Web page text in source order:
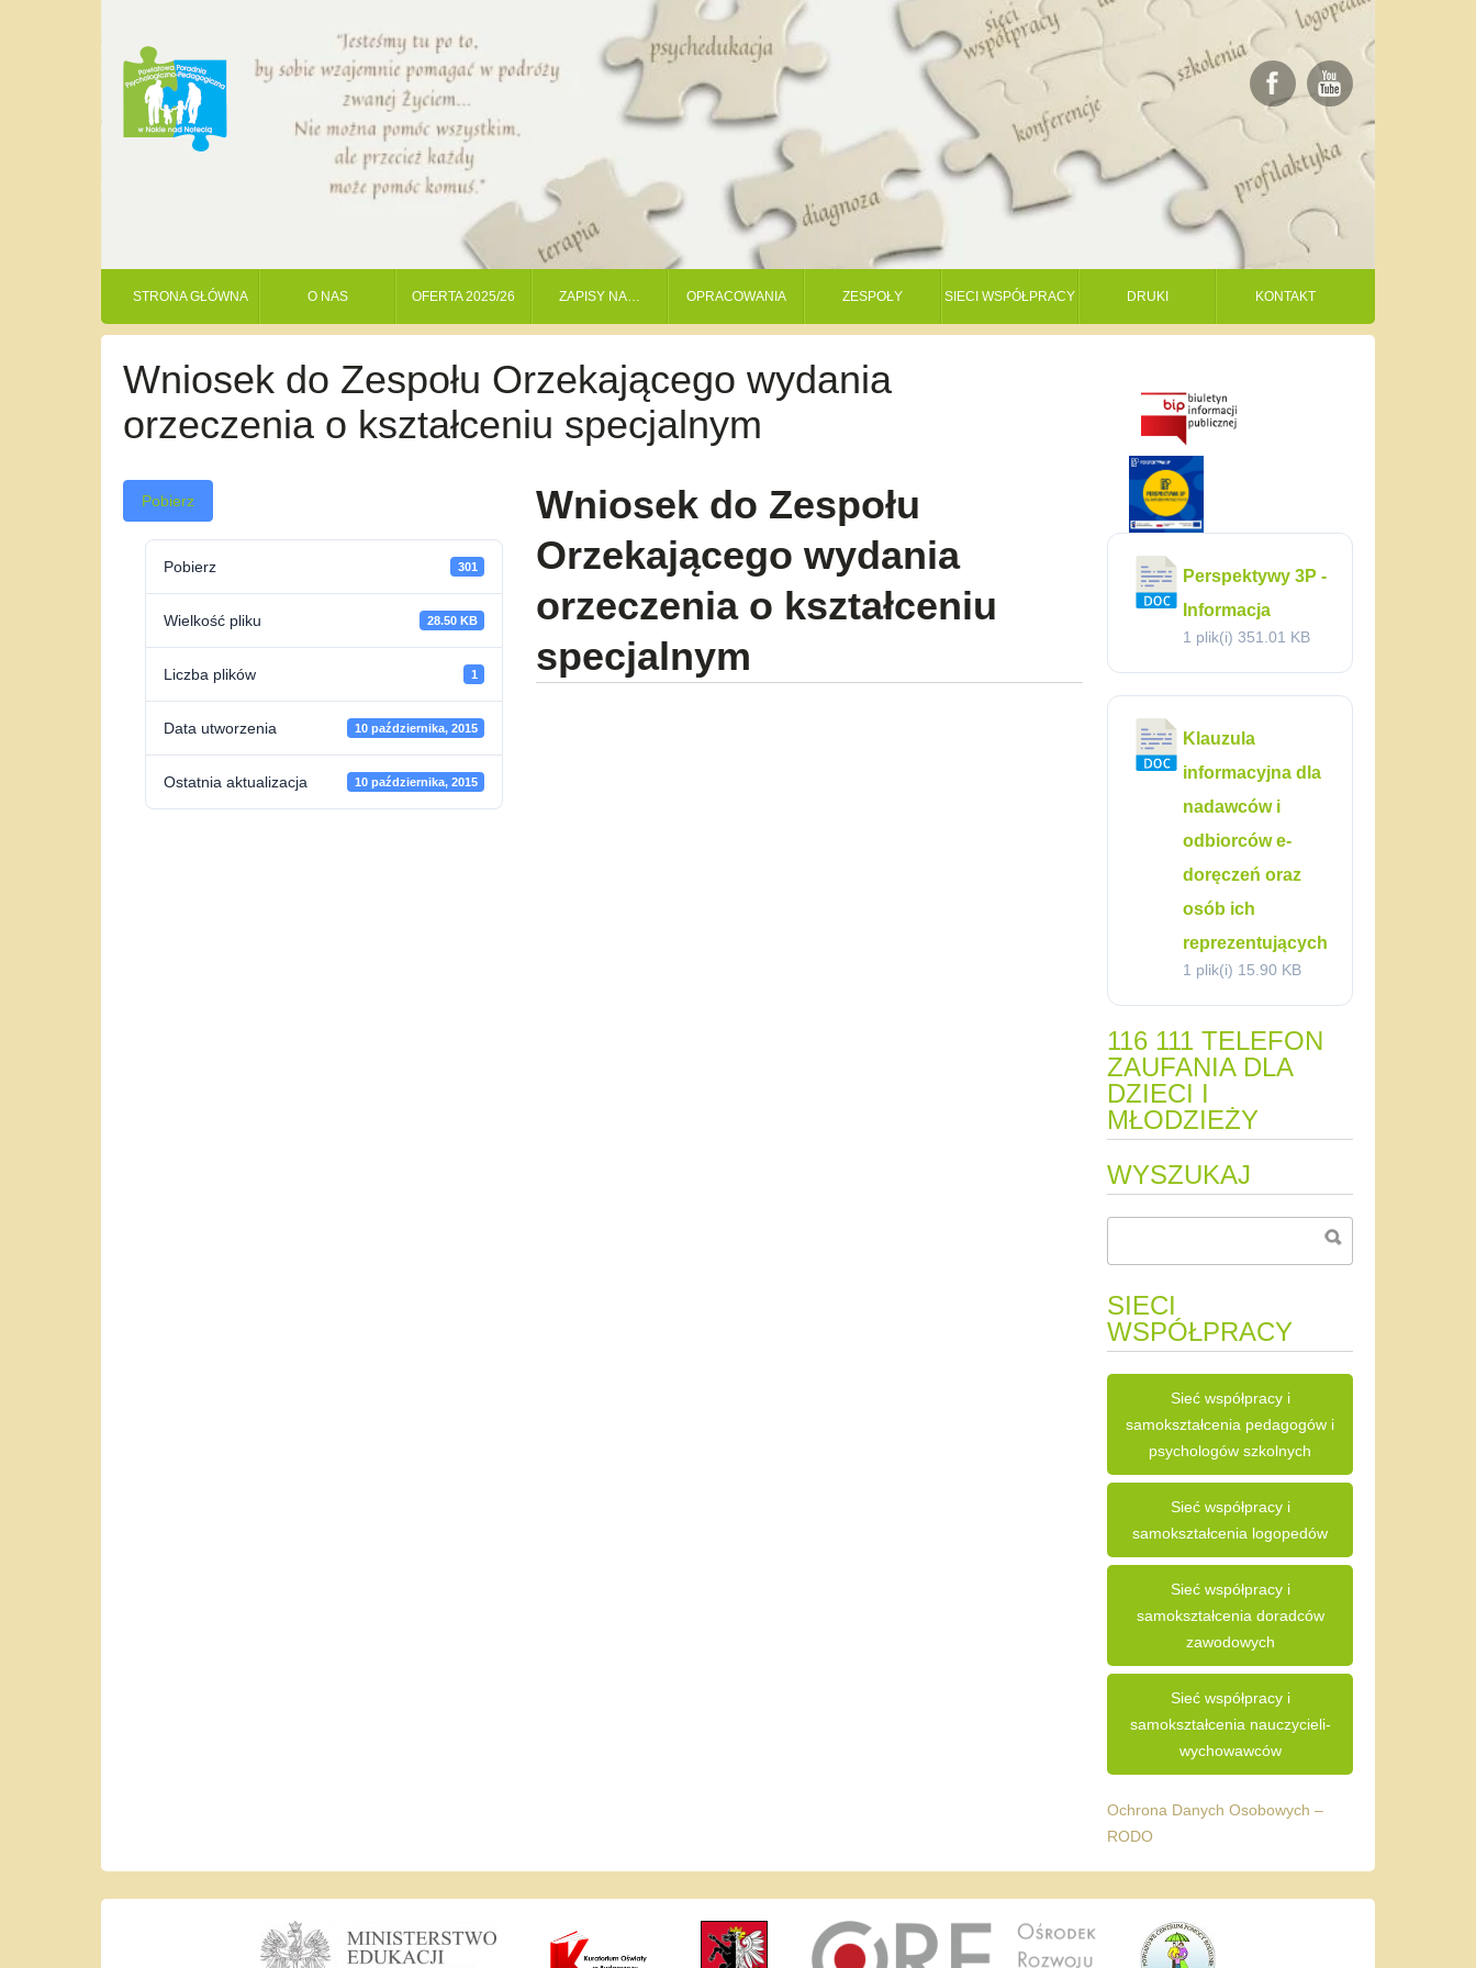
STRONA GŁÓWNA O NAS OFERTA 2025/26 ZAPISY NA… OPRACOWANIA ZESPOŁY SIECI WSPÓŁPRACY DRUKI KONTAKT
Wniosek do Zespołu Orzekającego wydania
orzeczenia o kształceniu specjalnym
Pobierz
Pobierz 301
Wielkość pliku 28.50 KB
Liczba plików 1
Data utworzenia 10 października, 2015
Ostatnia aktualizacja 10 października, 2015
Wniosek do Zespołu
Orzekającego wydania
orzeczenia o kształceniu
specjalnym
Perspektywy 3P -
Informacja
1 plik(i) 351.01 KB
Klauzula
informacyjna dla
nadawców i
odbiorców e-
doręczeń oraz
osób ich
reprezentujących
1 plik(i) 15.90 KB
116 111 TELEFON
ZAUFANIA DLA
DZIECI I
MŁODZIEŻY
WYSZUKAJ
SIECI
WSPÓŁPRACY
Sieć współpracy i
samokształcenia pedagogów i
psychologów szkolnych
Sieć współpracy i
samokształcenia logopedów
Sieć współpracy i
samokształcenia doradców
zawodowych
Sieć współpracy i
samokształcenia nauczycieli-
wychowawców
Ochrona Danych Osobowych –
RODO